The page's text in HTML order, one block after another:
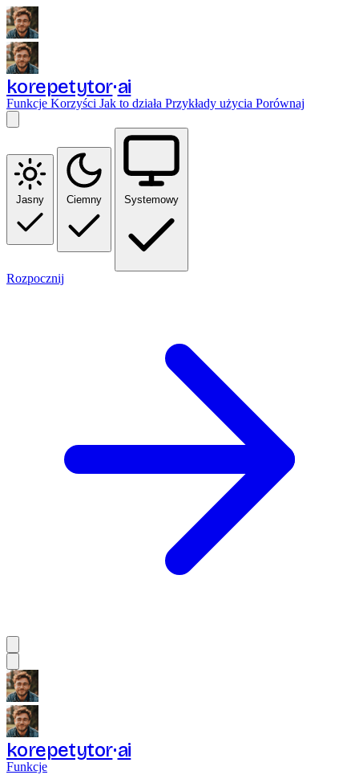
korepetytor ai
Funkcje Korzyści Jak to działa Przykłady użycia Porównaj
Jasny Ciemny Systemowy
Rozpocznij
korepetytor ai
Funkcje